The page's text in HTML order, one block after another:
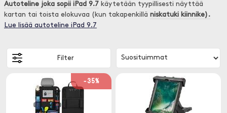
Autoteline joka sopii iPad 9.7 käytetään tyypillisesti näyttää
kartan tai toista elokuvaa (kun takapenkillä niskatuki kiinnike).
Lue lisää autoteline iPad 9.7
Filter
-35%